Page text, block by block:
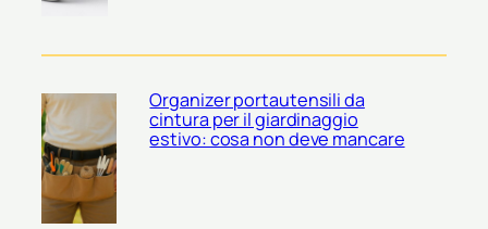
Organizer portautensili da
cintura per il giardinaggio
estivo: cosa non deve mancare